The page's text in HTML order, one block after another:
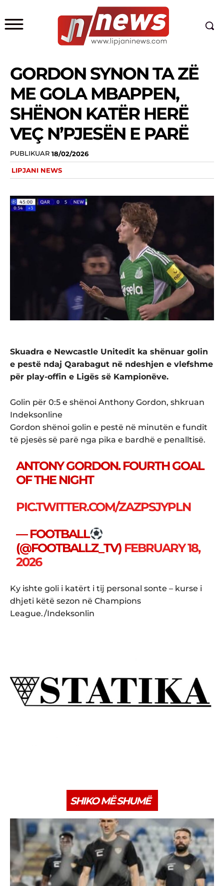
GORDON SYNON TA ZË
ME GOLA MBAPPEN,
SHËNON KATËR HERË
VEÇ N’PJESËN E PARË
PUBLIKUAR 18/02/2026
LIPJANI NEWS
Skuadra e Newcastle Unitedit ka shënuar golin
e pestë ndaj Qarabagut në ndeshjen e vlefshme
për play-offin e Ligës së Kampionëve.
Golin për 0:5 e shënoi Anthony Gordon, shkruan
Indeksonline
Gordon shënoi golin e pestë në minutën e fundit
të pjesës së parë nga pika e bardhë e penalltisë.
ANTONY GORDON. FOURTH GOAL
OF THE NIGHT
PIC.TWITTER.COM/ZAZPSJYPLN
— FOOTBALL
(@FOOTBALLZ_TV) FEBRUARY 18,
2026
Ky ishte goli i katërt i tij personal sonte – kurse i
dhjeti këtë sezon në Champions
League./Indeksonlin
SHIKO MË SHUMË